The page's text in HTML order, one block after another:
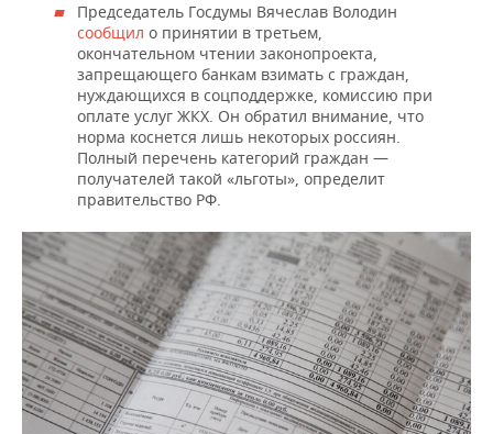
Председатель Госдумы Вячеслав Володин
сообщил о принятии в третьем,
окончательном чтении законопроекта,
запрещающего банкам взимать с граждан,
нуждающихся в соцподдержке, комиссию при
оплате услуг ЖКХ. Он обратил внимание, что
норма коснется лишь некоторых россиян.
Полный перечень категорий граждан —
получателей такой «льготы», определит
правительство РФ.